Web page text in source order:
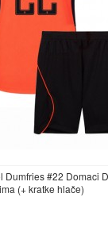
Dumfries #22 Domaci
(+ kratke hlače)